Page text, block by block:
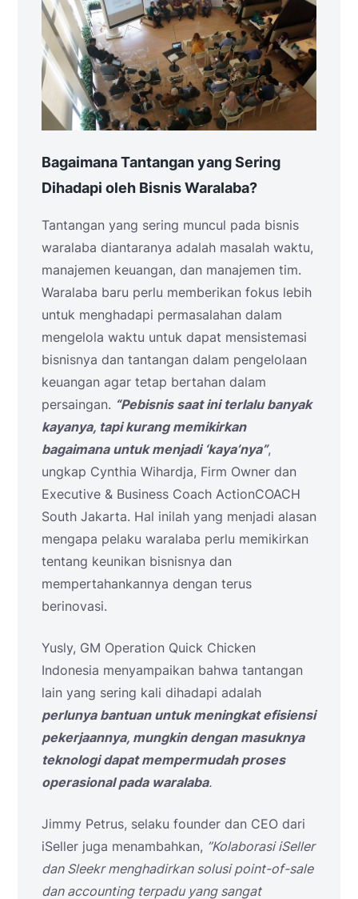
Bagaimana Tantangan yang Sering
Dihadapi oleh Bisnis Waralaba?
Tantangan yang sering muncul pada bisnis
waralaba diantaranya adalah masalah waktu,
manajemen keuangan, dan manajemen tim.
Waralaba baru perlu memberikan fokus lebih
untuk menghadapi permasalahan dalam
mengelola waktu untuk dapat mensistemasi
bisnisnya dan tantangan dalam pengelolaan
keuangan agar tetap bertahan dalam
persaingan. “Pebisnis saat ini terlalu banyak
kayanya, tapi kurang memikirkan
bagaimana untuk menjadi ‘kaya’nya”,
ungkap Cynthia Wihardja, Firm Owner dan
Executive & Business Coach ActionCOACH
South Jakarta. Hal inilah yang menjadi alasan
mengapa pelaku waralaba perlu memikirkan
tentang keunikan bisnisnya dan
mempertahankannya dengan terus
berinovasi.
Yusly, GM Operation Quick Chicken
Indonesia menyampaikan bahwa tantangan
lain yang sering kali dihadapi adalah
perlunya bantuan untuk meningkat efisiensi
pekerjaannya, mungkin dengan masuknya
teknologi dapat mempermudah proses
operasional pada waralaba.
Jimmy Petrus, selaku founder dan CEO dari
iSeller juga menambahkan, ”Kolaborasi iSeller
dan Sleekr menghadirkan solusi point-of-sale
dan accounting terpadu yang sangat